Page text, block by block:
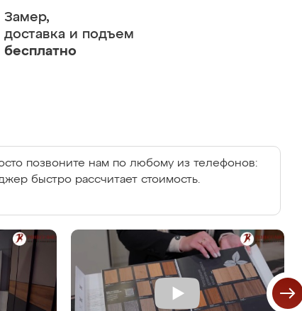
Замер,
доставка и подъем
бесплатно
позвоните нам по любому из телефонов:
быстро рассчитает стоимость.